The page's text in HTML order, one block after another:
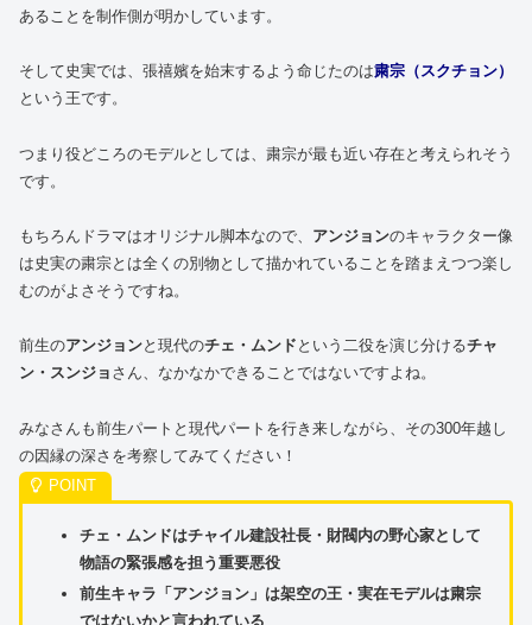
あることを制作側が明かしています。
そして史実では、張禧嬪を始末するよう命じたのは粛宗（スクチョン）
という王です。
つまり役どころのモデルとしては、粛宗が最も近い存在と考えられそう
です。
もちろんドラマはオリジナル脚本なので、 アンジョンのキャラクター像
は史実の粛宗とは全くの別物として描かれていることを踏まえつつ楽し
むのがよさそうですね。
前生のアンジョンと現代のチェ・ムンド という二役を演じ分けるチャ
ン・スンジョ さん、なかなかできることではないですよね。
みなさんも前生パートと現代パートを行き来しながら、その300年越し
の因縁の深さを考察してみてください！
チェ・ムンドはチャイル建設社長・財閥内の野心家として
物語の緊張感を担う重要悪役
前生キャラ「アンジョン」は架空の王・実在モデルは粛宗
ではないかと言われている